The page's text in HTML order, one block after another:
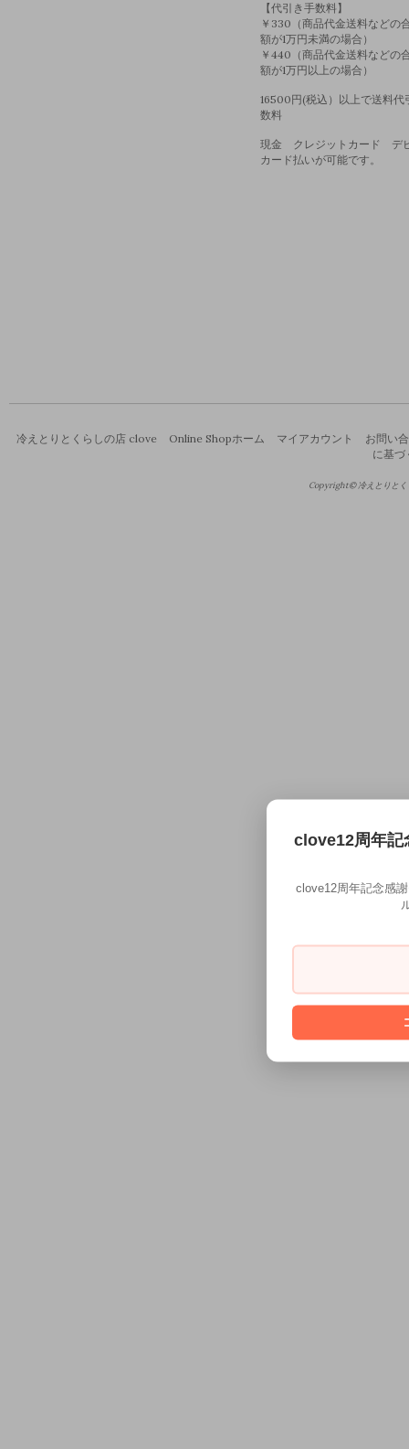
【代引き手数料】
￥330（商品代金送料などの
額が1万円未満の場合）
￥440（商品代金送料などの
額が1万円以上の場合）
16500円(税込）以上で送料代
数料
現金 クレジットカード デ
カード払いが可能です。
冷えとりとくらしの店 clove Online Shopホーム マイアカウント
お問い
に基づ
Copyright© 冷えとりと
clove12周年記
clove12周年記念感